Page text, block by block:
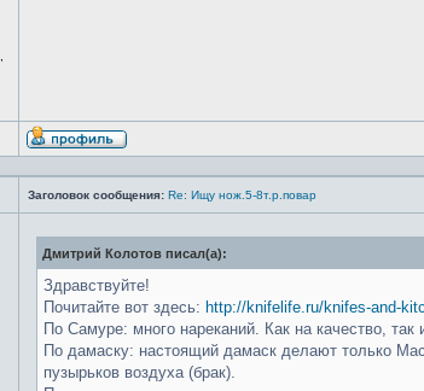
Заголовок сообщения: Re: Ищу нож.5-8т.р.повар
Дмитрий Колотов писал(а):
Здравствуйте!
Почитайте вот здесь: http://knifelife.ru/knifes-and-
По Самуре: много нареканий. Как на качество,
По дамаску: настоящий дамаск делают только
пузырьков воздуха (брак).